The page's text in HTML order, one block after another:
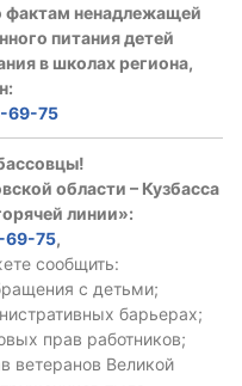
фактам ненадлежащей
питания детей
в школах региона,
69-75
области – Кузбасса
линии»:
69-75,
сообщить:
с детьми;
барьерах;
прав работников;
ветеранов Великой